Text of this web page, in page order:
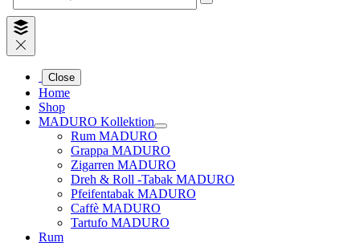
Close
Home
Shop
MADURO Kollektion
Rum MADURO
Grappa MADURO
Zigarren MADURO
Dreh & Roll -Tabak MADURO
Pfeifentabak MADURO
Caffè MADURO
Tartufo MADURO
Rum